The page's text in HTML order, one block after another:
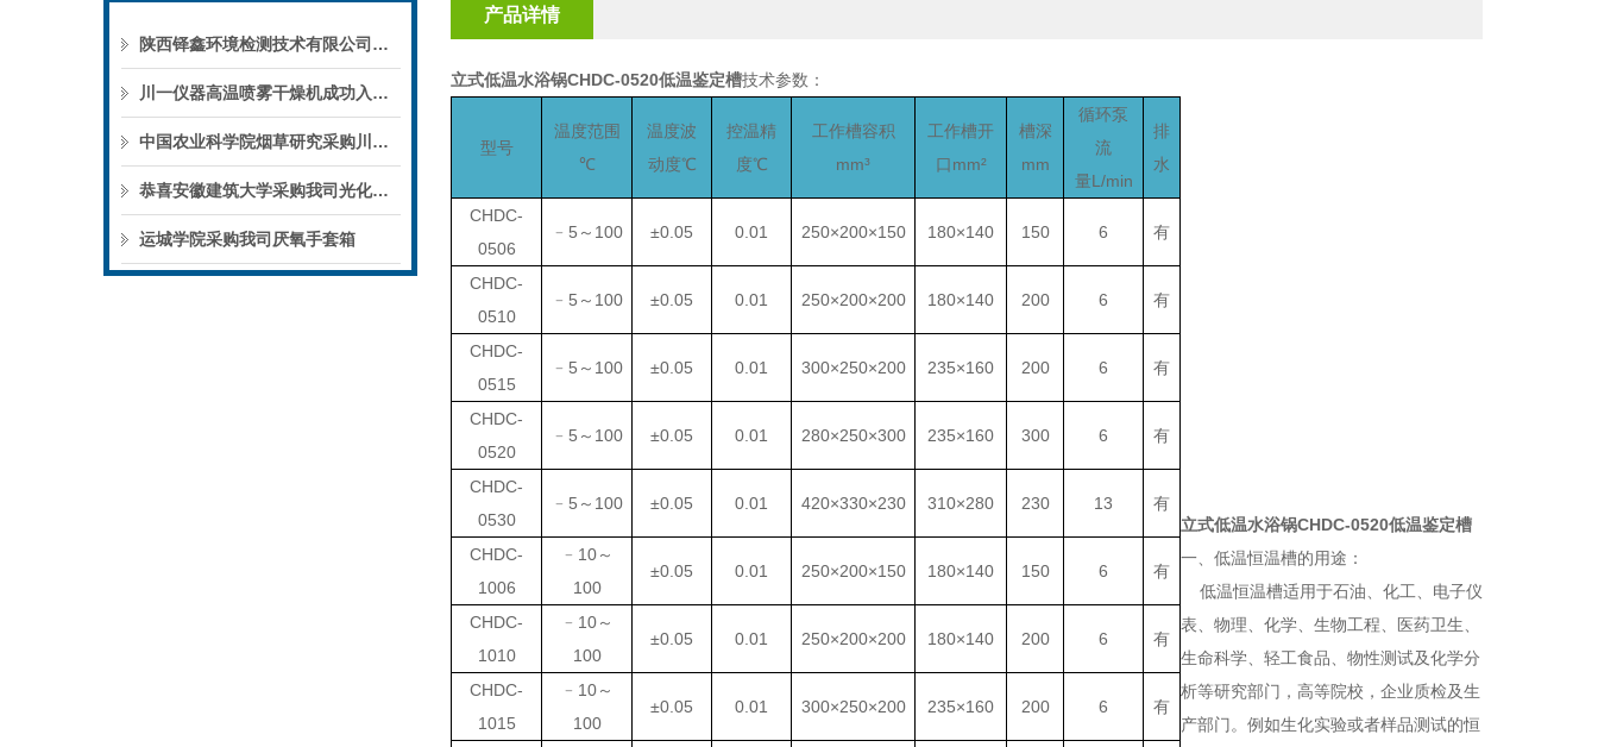
陕西铎鑫环境检测技术有限公司采购我司全自动液液萃取仪
川一仪器高温喷雾干燥机成功入驻鄱阳职业学院，助力职业教育实训平台升级
中国农业科学院烟草研究采购川一仪器喷雾干燥机
恭喜安徽建筑大学采购我司光化学反应仪
运城学院采购我司厌氧手套箱
产品详情
立式低温水浴锅CHDC-0520低温鉴定槽技术参数：
型号
温度范围
℃
温度波
动度℃
控温精
度℃
工作槽容积
mm³
工作槽开
口mm²
槽深
mm
循环泵
流
量L/min
排
水
CHDC-
0506
﹣5～100 ±0.05 0.01 250×200×150 180×140 150 6 有
CHDC-
0510
﹣5～100 ±0.05 0.01 250×200×200 180×140 200 6 有
CHDC-
0515
﹣5～100 ±0.05 0.01 300×250×200 235×160 200 6 有
CHDC-
0520
﹣5～100 ±0.05 0.01 280×250×300 235×160 300 6 有
CHDC-
0530
﹣5～100 ±0.05 0.01 420×330×230 310×280 230 13 有
CHDC-
1006
﹣10～
100
±0.05 0.01 250×200×150 180×140 150 6 有
CHDC-
1010
﹣10～
100
±0.05 0.01 250×200×200 180×140 200 6 有
CHDC-
1015
﹣10～
100
±0.05 0.01 300×250×200 235×160 200 6 有
立式低温水浴锅CHDC-0520低温鉴定槽
一、低温恒温槽的用途：
低温恒温槽适用于石油、化工、电子仪
表、物理、化学、生物工程、医药卫生、
生命科学、轻工食品、物性测试及化学分
析等研究部门，高等院校，企业质检及生
产部门。例如生化实验或者样品测试的恒